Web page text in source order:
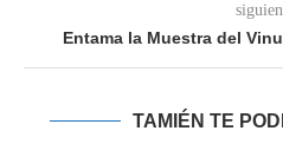
Entama la Muestra del
TAMIÉN TE